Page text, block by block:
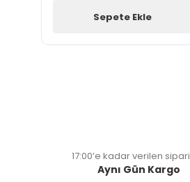
Sepete Ekle
17:00’e kadar verilen
Aynı Gün Kargo